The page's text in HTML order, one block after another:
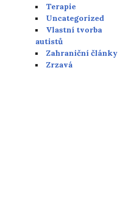
Terapie
Uncategorized
Vlastní tvorba
autistů
Zahraniční články
Zrzavá